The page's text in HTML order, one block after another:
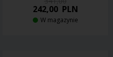
242,00PLN
W magazynie